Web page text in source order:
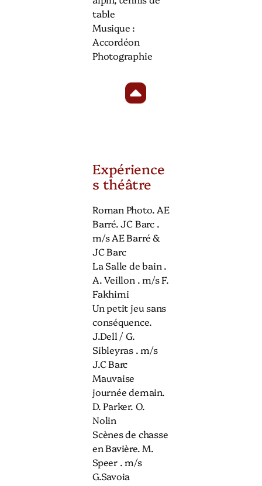
table
Musique :
Accordéon
Photographie
Expérience
s théâtre
Roman Photo. AE
Barré. JC Barc .
m/s AE Barré &
JC Barc
La Salle de bain .
A. Veillon . m/s F.
Fakhimi
Un petit jeu sans
conséquence.
J.Dell / G.
Sibleyras . m/s
J.C Barc
Mauvaise
journée demain.
D. Parker. O.
Nolin
Scènes de chasse
en Bavière. M.
Speer . m/s
G.Savoia